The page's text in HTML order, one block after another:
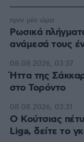
Ρωσικά
ανάμεσά τους
πριν μία ώρα
Ήττα της
στο Τορόντο
08.08.2026, 03:37
Ο Κούτσιας
Liga, δείτε το
08.08.2026, 03:31